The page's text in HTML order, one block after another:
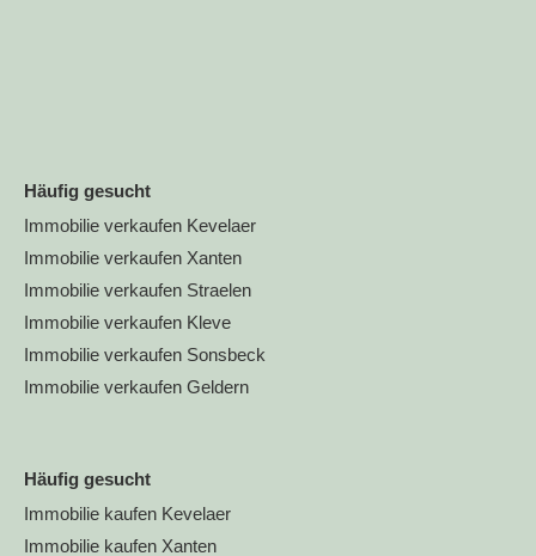
Häufig gesucht
Immobilie verkaufen Kevelaer
Immobilie verkaufen Xanten
Immobilie verkaufen Straelen
Immobilie verkaufen Kleve
Immobilie verkaufen Sonsbeck
Immobilie verkaufen Geldern
Häufig gesucht
Immobilie kaufen Kevelaer
Immobilie kaufen Xanten